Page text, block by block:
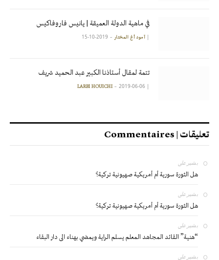
في ماهية الدولة العميقة | يانيس فاروفاكيس
| آمود أغ المختار 2019-10-15
تتمة لمقال أستاذنا الكبير عبد الحميد شريف
|
LARBI HOUICHI 2019-06-06
تعليقات | Commentaires
بشير على
هل الثورة سورية أم أمريكية صهيونية تركية؟
بشير على
هل الثورة سورية أم أمريكية صهيونية تركية؟
بشير على
“هنية” القائد المجاهد المعلم يسلم الراية ويمضي بهناء الى دار البقاء
بشير على